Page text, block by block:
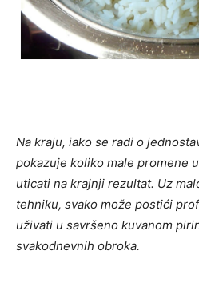
Na kraju, iako se radi o
pokazuje koliko male promene
uticati na krajnji rezultat. Uz
tehniku, svako može postići
uživati u savršeno kuvanom
svakodnevnih obroka.